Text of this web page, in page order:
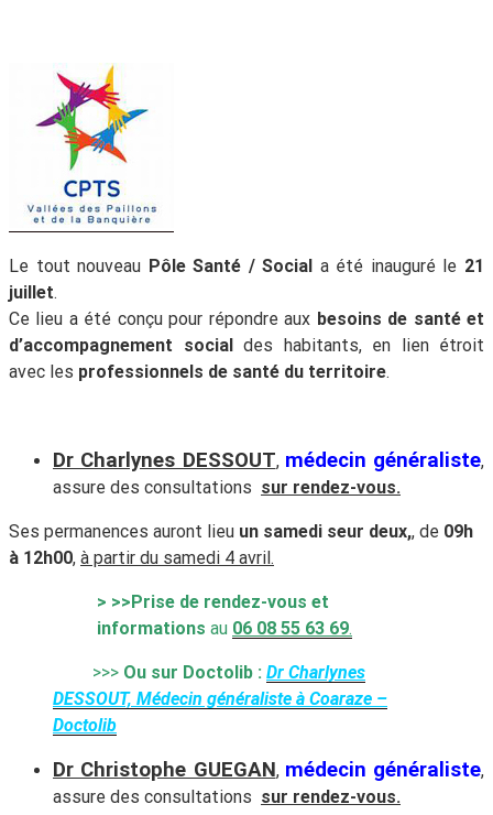
Le tout nouveau Pôle Santé / Social a été inauguré le 21
juillet.
Ce lieu a été conçu pour répondre aux besoins de santé et
d’accompagnement social
des habitants, en lien étroit
avec les professionnels de santé du territoire.
Dr Charlynes DESSOUT, médecin généraliste,
assure des consultations sur rendez-vous.
Ses permanences auront lieu un samedi seur deux,, de 09h
à 12h00, à partir du samedi 4 avril.
> >>Prise de rendez-vous et
informations au 06 08 55 63 69.
>>> Ou sur Doctolib : Dr Charlynes
DESSOUT, Médecin généraliste à Coaraze –
Doctolib
Dr Christophe GUEGAN, médecin généraliste,
assure des consultations sur rendez-vous.